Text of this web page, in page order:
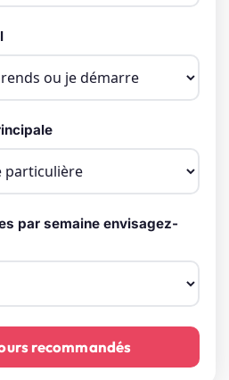
par semaine envisagez-
recommandés